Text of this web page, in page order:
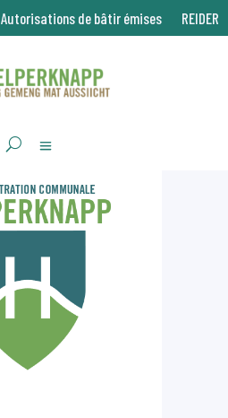
Autorisations de bâtir émises REIDER